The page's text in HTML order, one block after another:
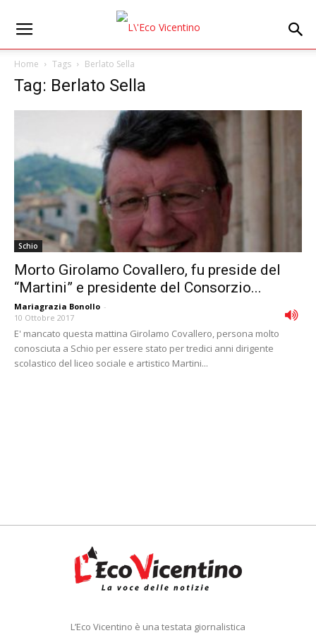
Home Tags Berlato Sella
Tag: Berlato Sella
Schio
Morto Girolamo Covallero, fu preside del
“Martini” e presidente del Consorzio...
Mariagrazia Bonollo -
10 Ottobre 2017
E' mancato questa mattina Girolamo Covallero, persona molto
conosciuta a Schio per essere stato per tredici anni dirigente
scolastico del liceo sociale e artistico Martini...
L’Eco Vicentino è una testata giornalistica